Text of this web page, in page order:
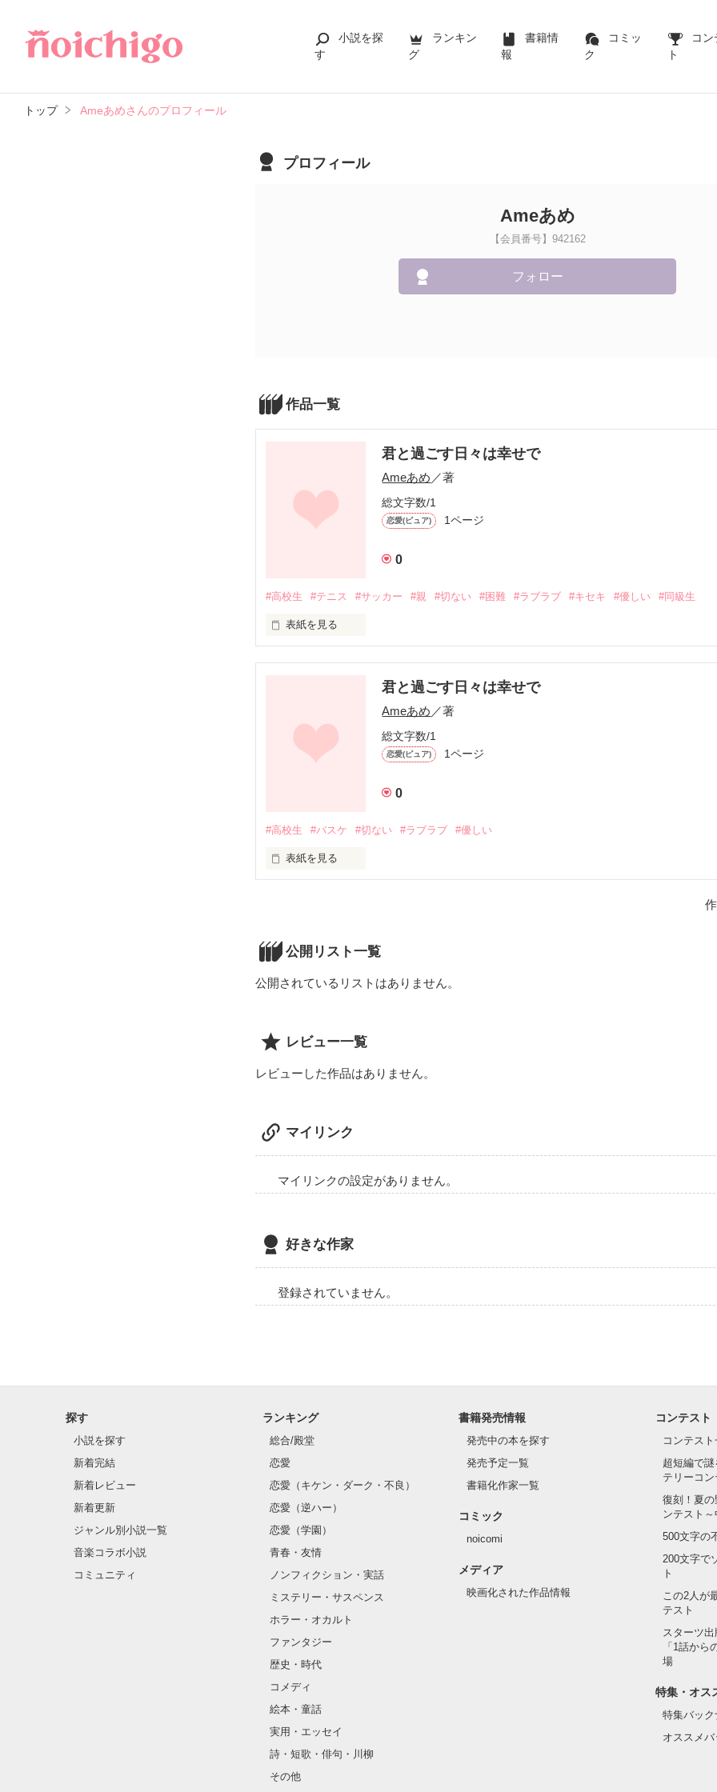
小説を探
す
ランキン
グ
書籍情
報
コミッ
ク
コン
ト
トップ Ameあめさんのプロフィール
プロフィール
Ameあめ
【会員番号】942162
フォロー
作品一覧
君と過ごす日々は幸せで
Ameあめ／著
総文字数/1
恋愛(ピュア) 1ページ
0
#高校生 #テニス #サッカー #親 #切ない #困難 #ラブラブ #キセキ #優しい #同級生
表紙を見る
これからも一緒にいようね
篠崎 ももこ(16)   ×   中村 健人(16)
君と過ごす日々は幸せで
Ameあめ ／著
総文字数/1
恋愛(ピュア) 1ページ
0
#高校生 #バスケ #切ない #ラブラブ #優しい
表紙を見る
篠崎 ももこ(16)   ×   中村 健人(16)
公開リスト一覧
公開されているリストはありません。
レビュー一覧
レビューした作品はありません。
マイリンク
マイリンクの設定がありません。
好きな作家
登録されていません。
探す
小説を探す
新着完結
新着レビュー
新着更新
ジャンル別小説一覧
音楽コラボ小説
コミュニティ
ランキング
総合/殿堂
恋愛
恋愛（キケン・ダーク・不良）
恋愛（逆ハー）
恋愛（学園）
青春・友情
ノンフィクション・実話
ミステリー・サスペンス
ホラー・オカルト
ファンタジー
歴史・時代
コメディ
絵本・童話
実用・エッセイ
詩・短歌・俳句・川柳
その他
書籍発売情報
発売中の本を探す
発売予定一覧
書籍化作家一覧
コミック
noicomi
メディア
映画化された作品情報
コンテスト
コンテスト
超短編で
テリーコン
復刻！夏
ンテスト
500文字の
200文字で
ト
この2人が
テスト
スターツ
「1話から
場
特集・オス
特集バック
オススメ